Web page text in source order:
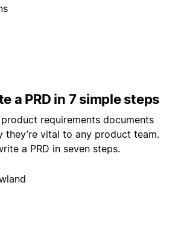
a PRD in 7 simple steps
requirements documents
they’re vital to any product team.
a PRD in seven steps.